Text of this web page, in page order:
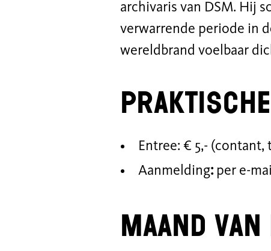
archivaris van DSM. Hij
verwarrende periode in
wereldbrand voelbaar
Entree: € 5,-
Aanmelding: per e-
Maand